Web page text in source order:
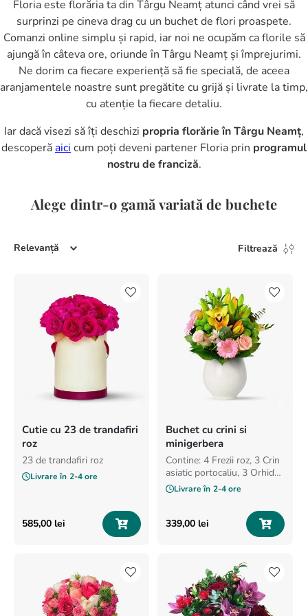
Floria este florăria ta din Târgu Neamț atunci când vrei să
surprinzi pe cineva drag cu un buchet de flori proaspete.
Comanzi online simplu și rapid, iar noi ne ocupăm ca florile să
ajungă în câteva ore, oriunde în Târgu Neamț și împrejurimi.
Ne dorim ca fiecare experiență să fie specială, de aceea
aranjamentele noastre sunt pregătite cu grijă și livrate la timp,
cu atenție la fiecare detaliu.
Iar dacă visezi să îți deschizi propria florărie în Târgu Neamț,
descoperăaici cum poți deveni partener Floria prin programul
nostru de franciză.
Alege dintr-o gamă variată de buchete
Relevanță Filtrează
Cutie cu 23 de trandafiri
roz
23 de trandafiri roz
Livrare în 2-4 ore
585,00 lei
Buchet cu crini si
minigerbera
Contine: 4 Frezii roz, 3 Crin
asiatic portocaliu, 3 Orhidee
galben, Specia: Cymbidium,
3 Trandafiri roz, 3
Livrare în 2-4 ore
339,00 lei